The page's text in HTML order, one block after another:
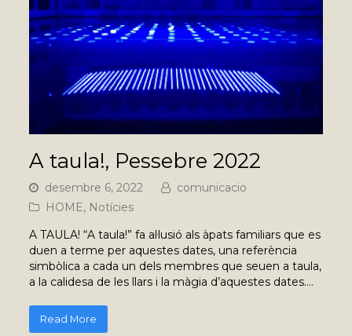
A taula!, Pessebre 2022
desembre 6, 2022
comunicacio
HOME, Notícies
A TAULA! “A taula!” fa al·lusió als àpats familiars que es
duen a terme per aquestes dates, una referència
simbòlica a cada un dels membres que seuen a taula,
a la calidesa de les llars i la màgia d’aquestes dates.…
Read More